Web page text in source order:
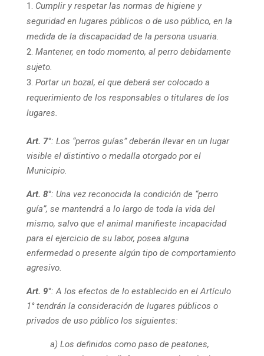
Cumplir y respetar las normas de higiene y
seguridad en lugares públicos o de uso público, en la
medida de la discapacidad de la persona usuaria.
Mantener, en todo momento, al perro debidamente
sujeto.
Portar un bozal, el que deberá ser colocado a
requerimiento de los responsables o titulares de los
lugares.
Art. 7°: Los “perros guías” deberán llevar en un lugar
visible el distintivo o medalla otorgado por el
Municipio.
Art. 8°: Una vez reconocida la condición de “perro
guía”, se mantendrá a lo largo de toda la vida del
mismo, salvo que el animal manifieste incapacidad
para el ejercicio de su labor, posea alguna
enfermedad o presente algún tipo de comportamiento
agresivo.
Art. 9°: A los efectos de lo establecido en el Artículo
1° tendrán la consideración de lugares públicos o
privados de uso público los siguientes:
a) Los definidos como paso de peatones,